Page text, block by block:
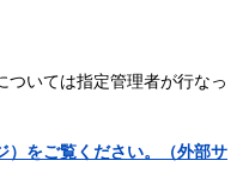
ついては指定管理者が行なっ
）をご覧ください。（外部サ